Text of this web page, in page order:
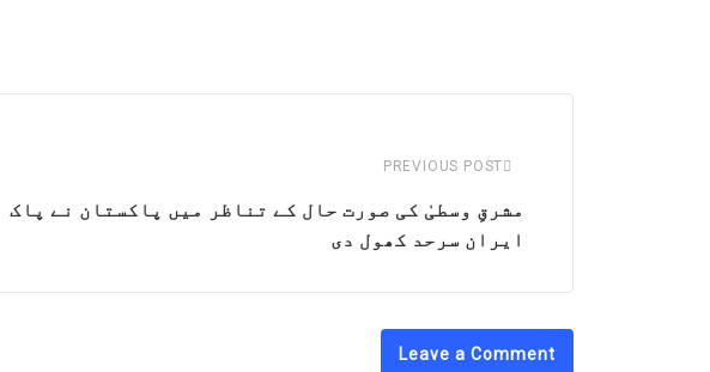
Email
PREVIOUS POST
مشرقِ وسطیٰ کی صورت حال کے تناظر میں پاکستان نے پاک
ایران سرحد کھول دی
Leave a Comment